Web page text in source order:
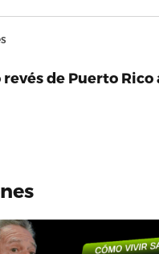
revés de Puerto